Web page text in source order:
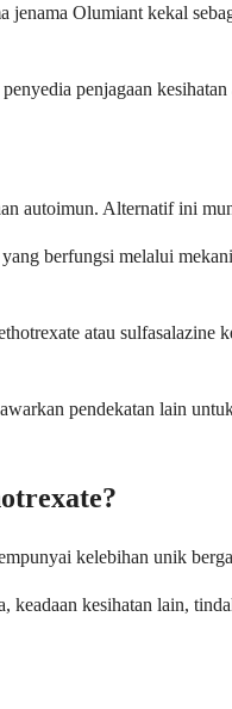
Olumiant kekal
penjagaan
autoimun. Alternatif ini
berfungsi melalui
atau
pendekatan lain
kelebihan unik
kesihatan lain,